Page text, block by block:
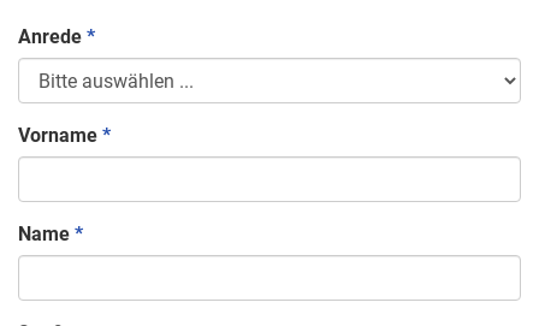
Anrede *
Vorname *
Name *